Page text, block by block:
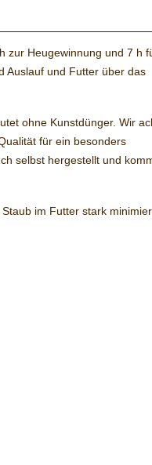
zur Heugewinnung und 7 h
Auslauf und Futter über das
ohne Kunstdünger. Wir
für ein besonders
selbst hergestellt und
im Futter stark